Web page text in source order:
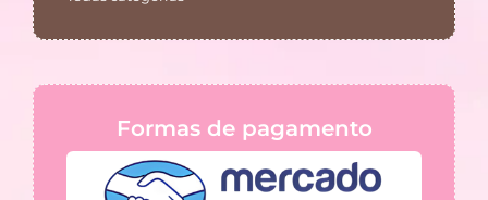
Formas de pagamento